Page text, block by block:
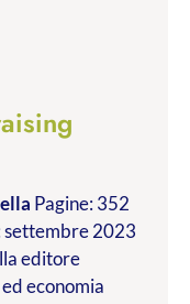
Pagine: 352
settembre 2023
editore
economia